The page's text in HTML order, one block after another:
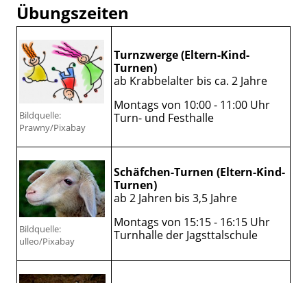
Übungszeiten
Bildquelle:
Prawny/Pixabay
Turnzwerge (Eltern-Kind-
Turnen)
ab Krabbelalter bis ca. 2 Jahre
Montags von 10:00 - 11:00 Uhr
Turn- und Festhalle
Bildquelle:
ulleo/Pixabay
Schäfchen-Turnen (Eltern-Kind-
Turnen)
ab 2 Jahren bis 3,5 Jahre
Montags von 15:15 - 16:15 Uhr
Turnhalle der Jagsttalschule